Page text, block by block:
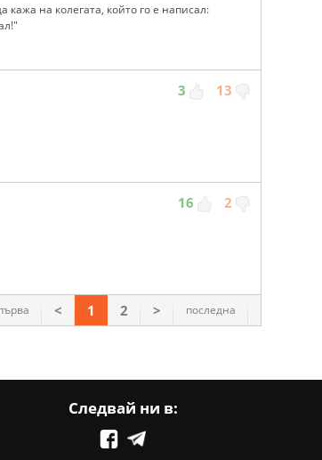
на колегата, който го е написал:
3 13
16 2
< 1 2 > последна
Следвай ни в: